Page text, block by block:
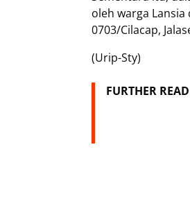
oleh warga
0703/Cilacap,
(Urip-Sty)
FURTHER